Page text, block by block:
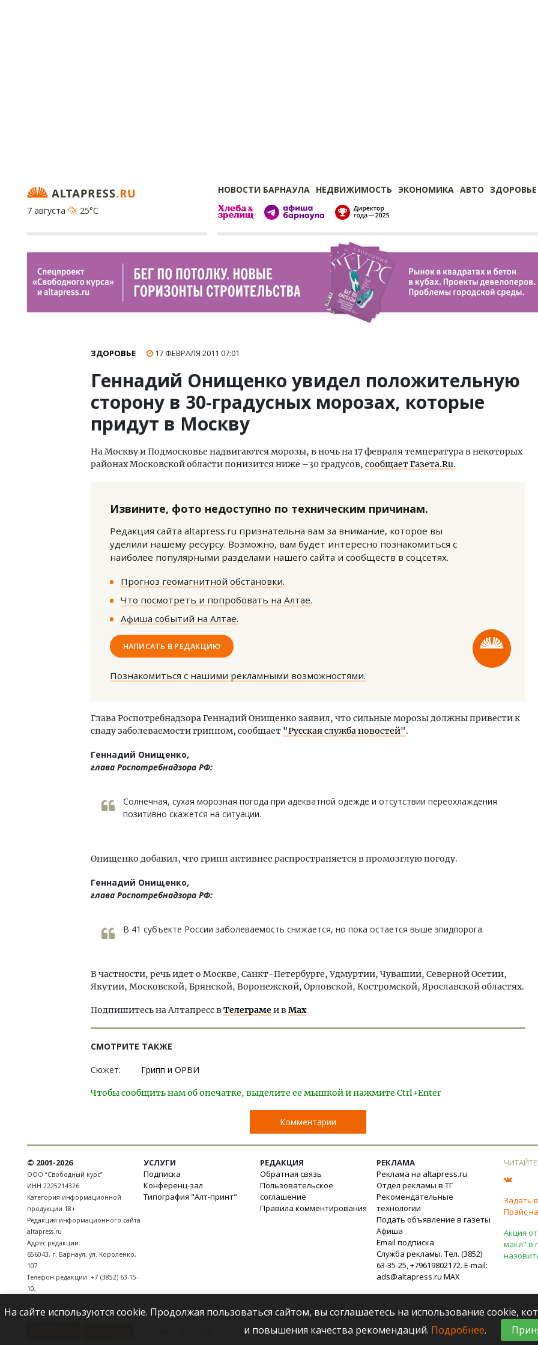
НОВОСТИ БАРНАУЛА НЕДВИЖИМОСТЬ ЭКОНОМИКА АВТО ЗДОРОВЬЕ
7 августа
25°C
ЗДОРОВЬЕ 17 ФЕВРАЛЯ 2011 07:01
Геннадий Онищенко увидел положительную
сторону в 30-градусных морозах, которые
придут в Москву
На Москву и Подмосковье надвигаются морозы, в ночь на 17 февраля температура в некоторых
районах Московской области понизится ниже –30 градусов, сообщает Газета.Ru.
Извините, фото недоступно по техническим причинам.
Редакция сайта altapress.ru признательна вам за внимание, которое вы
уделили нашему ресурсу. Возможно, вам будет интересно познакомиться с
наиболее популярными разделами нашего сайта и сообществ в соцсетях.
Прогноз геомагнитной обстановки.
Что посмотреть и попробовать на Алтае.
Афиша событий на Алтае.
НАПИСАТЬ В РЕДАКЦИЮ
Познакомиться с нашими рекламными возможностями.
Глава Роспотребнадзора Геннадий Онищенко заявил, что сильные морозы должны привести к
спаду заболеваемости гриппом, сообщает "Русская служба новостей".
Геннадий Онищенко,
глава Роспотребнадзора РФ:
Солнечная, сухая морозная погода при адекватной одежде и отсутствии переохлаждения
позитивно скажется на ситуации.
Онищенко добавил, что грипп активнее распространяется в промозглую погоду.
Геннадий Онищенко,
глава Роспотребнадзора РФ:
В 41 субъекте России заболеваемость снижается, но пока остается выше эпидпорога.
В частности, речь идет о Москве, Санкт-Петербурге, Удмуртии, Чувашии, Северной Осетии,
Якутии, Московской, Брянской, Воронежской, Орловской, Костромской, Ярославской областях.
Подпишитесь на Алтапресс вТелеграмеи вMax
СМОТРИТЕ ТАКЖЕ
Сюжет: Грипп и ОРВИ
Чтобы сообщить нам об опечатке, выделите ее мышкой и нажмите Ctrl+Enter
Комментарии
Архитектурный код начинается с
земли. Мощение крупноформатными
стандартом благоустройства
трендах в фасадах и развитии рынка
Ищем новые берега.
«Жилищной инициативы»
Гатилов — о том, как
© 2001-2026
ООО “Свободный курс”
ИНН 2225214326
Категория информационной
продукции 18+
Редакция информационного сайта
altapress.ru
Адрес редакции:
656043, г. Барнаул, ул. Короленко,
107
Телефон редакции: +7 (3852) 63-15-
10,
УСЛУГИ
Подписка
Конференц-зал
Типография "Алт-принт"
РЕДАКЦИЯ
Обратная связь
Пользовательское
соглашение
Правила комментирования
РЕКЛАМА
Реклама на altapress.ru
Отдел рекламы в ТГ
Рекомендательные
технологии
Подать объявление в газеты
Афиша
Email подписка
Служба рекламы. Тел. (3852)
63-35-25, +79619802172. E-mail:
ads@altapress.ru MAX
Задать
Прайс
Акция
маки" в
На сайте используются cookie. Продолжая пользоваться сайтом, вы соглашаетесь на использование cookie,
и повышения качества рекомендаций. Подробнее.